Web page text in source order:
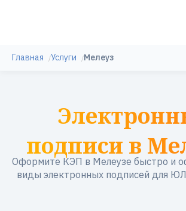
Главная Услуги Мелеуз
подписи в
Оформите КЭП в Мелеузе быстро и
виды электронных подписей для